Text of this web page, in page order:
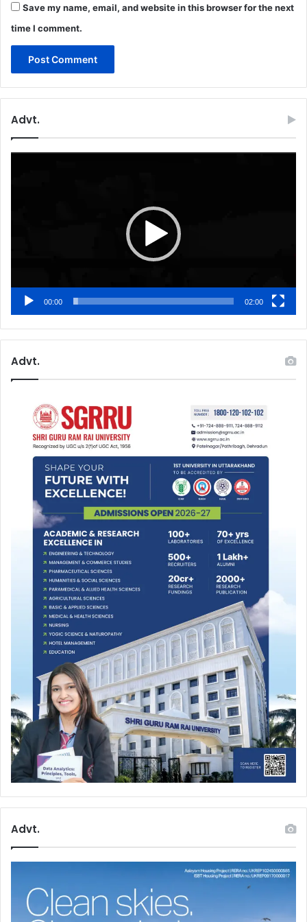
Save my name, email, and website in this browser for the next
time I comment.
Advt.
00:00 02:00
Advt.
Advt.